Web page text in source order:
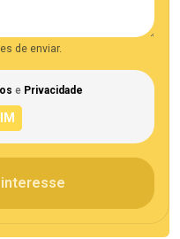
de enviar.
e Privacidade
interesse